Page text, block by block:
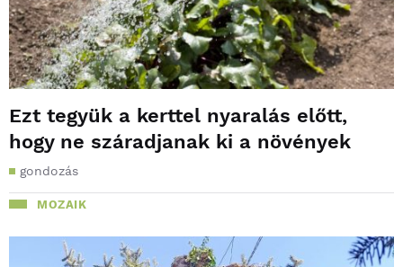
Ezt tegyük a kerttel nyaralás előtt,
hogy ne száradjanak ki a növények
gondozás
MOZAIK